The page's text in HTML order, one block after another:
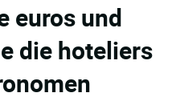
euros und
die hoteliers